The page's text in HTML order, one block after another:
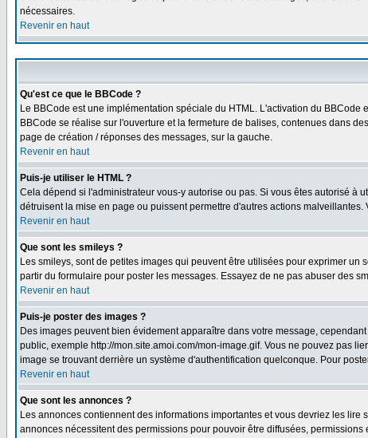
nécessaires.
Revenir en haut
Qu'est ce que le BBCode ?
Le BBCode est une implémentation spéciale du HTML. L'activation du
BBCode se réalise sur l'ouverture et la fermeture de balises, contenues dans
page de création / réponses des messages, sur la gauche.
Revenir en haut
Puis-je utiliser le HTML ?
Cela dépend si l'administrateur vous-y autorise ou pas. Si vous êtes autorisé à
détruisent la mise en page ou puissent permettre d'autres actions
Revenir en haut
Que sont les smileys ?
Les smileys, sont de petites images qui peuvent être utilisées pour exprimer
partir du formulaire pour poster les messages. Essayez de ne pas abuser des
Revenir en haut
Puis-je poster des images ?
Des images peuvent bien évidement apparaître dans votre message,
public, exemple http://mon.site.amoi.com/mon-image.gif. Vous ne pouvez pas
image se trouvant derrière un système d'authentification quelconque. Pour
Revenir en haut
Que sont les annonces ?
Les annonces contiennent des informations importantes et vous devriez les
annonces nécessitent des permissions pour pouvoir être diffusées,